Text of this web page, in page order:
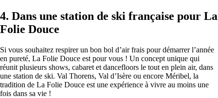
4. Dans une station de ski française pour La
Folie Douce
Si vous souhaitez respirer un bon bol d’air frais pour démarrer l’année
en pureté, La Folie Douce est pour vous ! Un concept unique qui
réunit plusieurs shows, cabaret et dancefloors le tout en plein air, dans
une station de ski. Val Thorens, Val d’Isère ou encore Méribel, la
tradition de La Folie Douce est une expérience à vivre au moins une
fois dans sa vie !